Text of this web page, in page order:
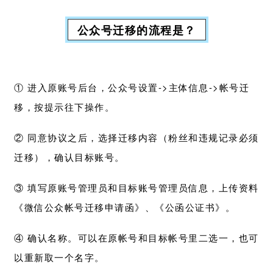
公众号迁移的流程是？
① 进入原账号后台，公众号设置->主体信息->帐号迁
移，按提示往下操作。
② 同意协议之后，选择迁移内容（粉丝和违规记录必须
迁移），确认目标账号。
③ 填写原账号管理员和目标账号管理员信息，上传资料
《微信公众帐号迁移申请函》、《公函公证书》。
④ 确认名称。可以在原帐号和目标帐号里二选一，也可
以重新取一个名字。